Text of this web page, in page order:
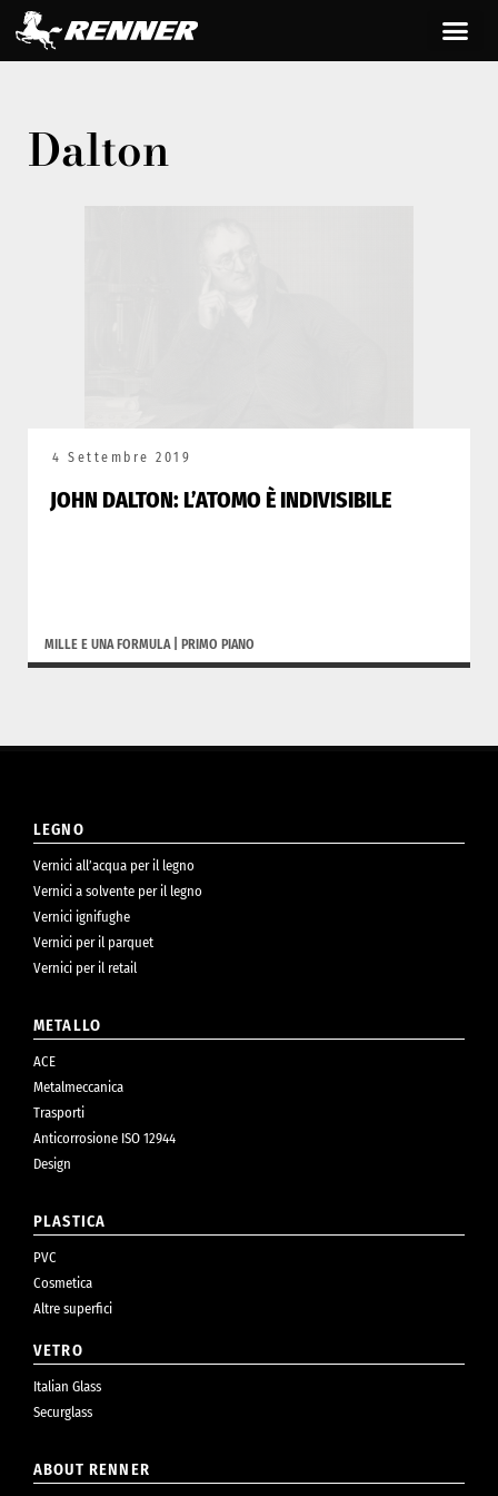
Dalton
4 Settembre 2019
JOHN DALTON: L’ATOMO È INDIVISIBILE
MILLE E UNA FORMULA| PRIMO PIANO
LEGNO
Vernici all’acqua per il legno
Vernici a solvente per il legno
Vernici ignifughe
Vernici per il parquet
Vernici per il retail
METALLO
ACE
Metalmeccanica
Trasporti
Anticorrosione ISO 12944
Design
PLASTICA
PVC
Cosmetica
Altre superfici
VETRO
Italian Glass
Securglass
ABOUT RENNER